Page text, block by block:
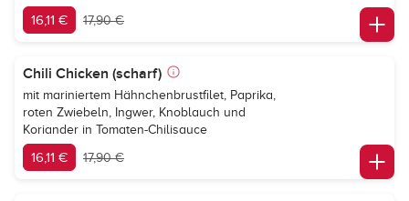
16,11 € 17,90 €
Chili Chicken (scharf)
mit mariniertem Hähnchenbrustfilet, Paprika,
roten Zwiebeln, Ingwer, Knoblauch und
Koriander in Tomaten-Chilisauce
16,11 € 17,90 €